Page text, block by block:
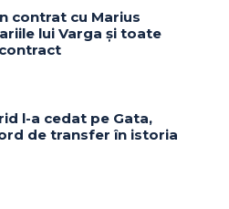
contrat cu Marius
lui Varga și toate
l-a cedat pe Gata,
de transfer în istoria